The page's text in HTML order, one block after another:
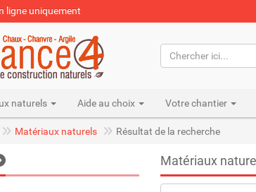
ligne uniquement
naturels Aide au choix Votre chantier
Matériaux naturels Résultat de la recherche
Matériaux